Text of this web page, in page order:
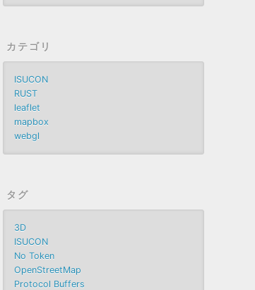
カテゴリ
ISUCON
RUST
leaflet
mapbox
webgl
タグ
3D
ISUCON
No Token
OpenStreetMap
Protocol Buffers